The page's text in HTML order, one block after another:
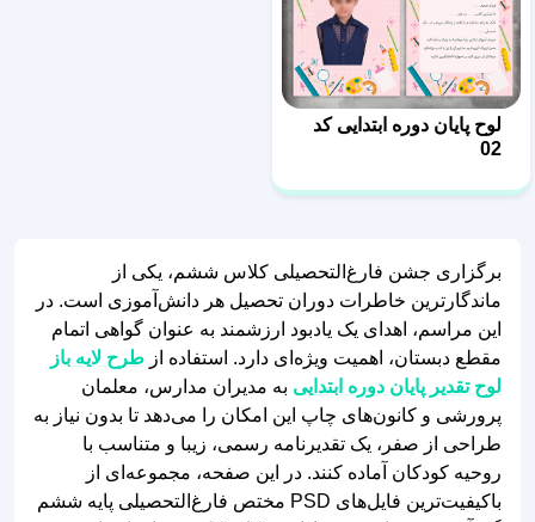
لوح پایان دوره ابتدایی کد
02
برگزاری جشن فارغ‌التحصیلی کلاس ششم، یکی از
مقطع دبستان، اهمیت ویژه‌ای دارد. استفاده ازطرح لایه باز
لوح تقدیر پایان دوره ابتداییبه مدیران مدارس، معلمان
پرورشی و کانون‌های چاپ این امکان را می‌دهد تا بدون نیاز به
طراحی از صفر، یک تقدیرنامه رسمی، زیبا و متناسب با
روحیه کودکان آماده کنند. در این صفحه، مجموعه‌ای از
باکیفیت‌ترین فایل‌های PSD مختص فارغ‌التحصیلی پایه ششم
گردآوری شده است. در ادامه، نکات کلیدی برای انتخاب متن،
تنظیمات چاپ و ویرایش سریع این فایل‌ها در فتوشاپ را
بررسی می‌کنیم.